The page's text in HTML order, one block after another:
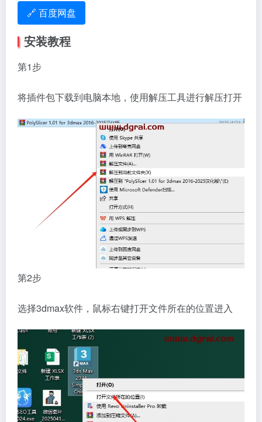
🔗 百度网盘
安装教程
第1步
将插件包下载到电脑本地，使用解压工具进行解压打开
第2步
选择3dmax软件，鼠标右键打开文件所在的位置进入